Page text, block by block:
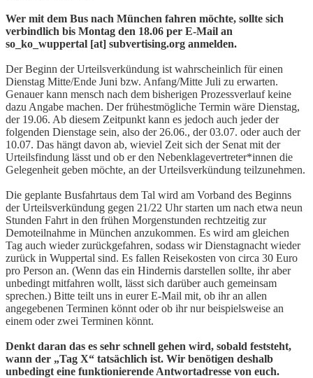
Wer mit dem Bus nach München fahren möchte, sollte sich
verbindlich bis Montag den 18.06 per E-Mail an
so_ko_wuppertal [at] subvertising.org anmelden.
Der Beginn der Urteilsverkündung ist wahrscheinlich für einen
Dienstag Mitte/Ende Juni bzw. Anfang/Mitte Juli zu erwarten.
Genauer kann mensch nach dem bisherigen Prozessverlauf keine
dazu Angabe machen. Der frühestmögliche Termin wäre Dienstag,
der 19.06. Ab diesem Zeitpunkt kann es jedoch auch jeder der
folgenden Dienstage sein, also der 26.06., der 03.07. oder auch der
10.07. Das hängt davon ab, wieviel Zeit sich der Senat mit der
Urteilsfindung lässt und ob er den Nebenklagevertreter*innen die
Gelegenheit geben möchte, an der Urteilsverkündung teilzunehmen.
Die geplante Busfahrtaus dem Tal wird am Vorband des Beginns
der Urteilsverkündung gegen 21/22 Uhr starten um nach etwa neun
Stunden Fahrt in den frühen Morgenstunden rechtzeitig zur
Demoteilnahme in München anzukommen. Es wird am gleichen
Tag auch wieder zurückgefahren, sodass wir Dienstagnacht wieder
zurück in Wuppertal sind. Es fallen Reisekosten von circa 30 Euro
pro Person an. (Wenn das ein Hindernis darstellen sollte, ihr aber
unbedingt mitfahren wollt, lässt sich darüber auch gemeinsam
sprechen.) Bitte teilt uns in eurer E-Mail mit, ob ihr an allen
angegebenen Terminen könnt oder ob ihr nur beispielsweise an
einem oder zwei Terminen könnt.
Denkt daran das es sehr schnell gehen wird, sobald feststeht,
wann der „Tag X“ tatsächlich ist. Wir benötigen deshalb
unbedingt eine funktionierende Antwortadresse von euch.